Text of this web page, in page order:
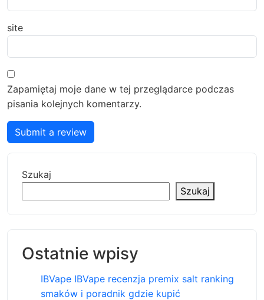
site
Zapamiętaj moje dane w tej przeglądarce podczas
pisania kolejnych komentarzy.
Submit a review
Szukaj
Szukaj
Ostatnie wpisy
IBVape IBVape recenzja premix salt ranking
smaków i poradnik gdzie kupić